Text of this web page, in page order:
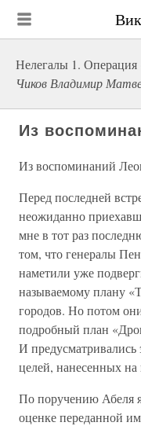
Нелегалы 1. Операция
Чиков Владимир
Из
Из воспоминаний
Перед последней
неожиданно
мне в тот раз
том, что генералы
наметили уже
называемому плану
городов. Но потом
подробный план
И предусматривались
целей, нанесенных
По поручению Абеля
оценке переданной